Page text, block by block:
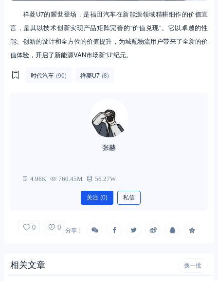
祥菱U7的耀世登场，是福田汽车在新能源领域精耕细作的价值宣
言，是其以技术创新实现产品矩阵完善的“价值兑现”。它以卓越的性
能、创新的设计和全方位的价值提升，为城配物流用户带来了全新的价
值体验，开启了新能源VAN市场新“U”纪元。
时代汽车 (90) 祥菱U7 (8)
张赫
4.96K 760.45M 56.27W
关注 (0) 私信
0 0 分享：
相关文章 换一批